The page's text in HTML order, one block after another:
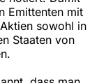
Emittenten mit
sowohl in
Staaten von